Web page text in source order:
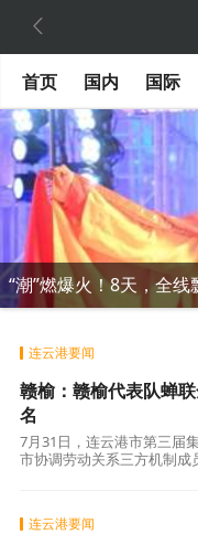

首页 国内 国际
“潮”燃爆火！8天，全线
连云港要闻
赣榆：赣榆代表队蝉
名
7月31日，连云港市第三届
市协调劳动关系三方机制成
连云港要闻